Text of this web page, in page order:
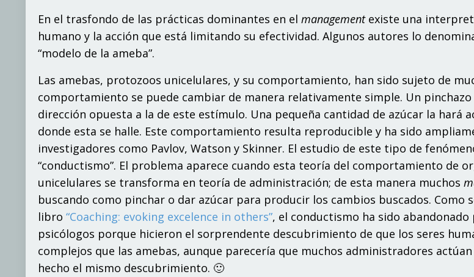
En el trasfondo de las prácticas dominantes en el managementexiste una
humano y la acción que está limitando su efectividad. Algunos autores lo
“modelo de la ameba”.
Las amebas, protozoos unicelulares, y su comportamiento, han sido sujeto de
comportamiento se puede cambiar de manera relativamente simple. Un pinchazo
dirección opuesta a la de este estímulo. Una pequeña cantidad de azúcar la hará
donde esta se halle. Este comportamiento resulta reproducible y ha sido
investigadores como Pavlov, Watson y Skinner. El estudio de este tipo de
“conductismo”. El problema aparece cuando esta teoría del comportamiento de
unicelulares se transforma en teoría de administración; de esta manera muchos
buscando como pinchar o dar azúcar para producir los cambios buscados. Como
libro “Coaching: evoking excelence in others”, el conductismo ha sido
psicólogos porque hicieron el sorprendente descubrimiento de que los seres
complejos que las amebas, aunque parecería que muchos administradores
hecho el mismo descubrimiento. 🙂